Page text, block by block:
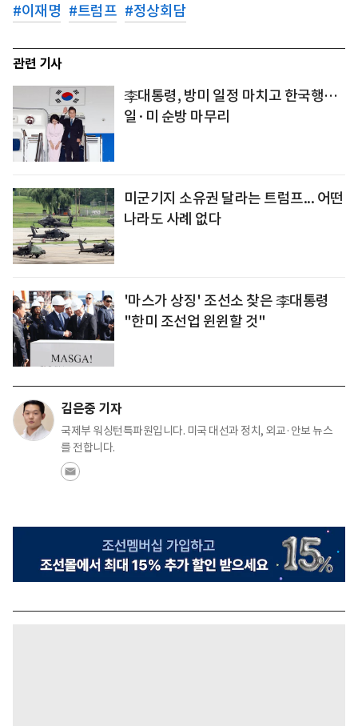
#이재명 #트럼프 #정상회담
관련 기사
李대통령, 방미 일정 마치고 한국행…
일·미 순방 마무리
미군기지 소유권 달라는 트럼프... 어떤
나라도 사례 없다
'마스가 상징' 조선소 찾은 李대통령
"한미 조선업 윈윈할 것"
김은중 기자
국제부 워싱턴특파원입니다. 미국 대선과 정치, 외교·안보 뉴스
를 전합니다.